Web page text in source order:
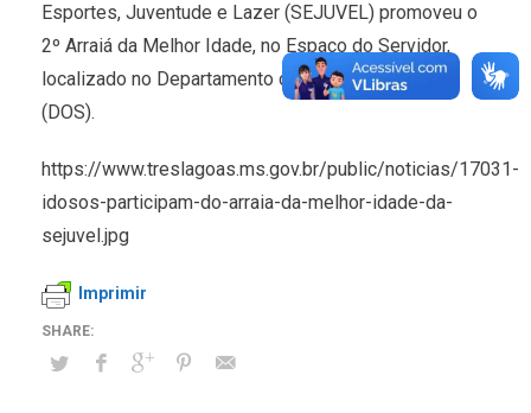
Esportes, Juventude e Lazer (SEJUVEL) promoveu o
2º Arraiá da Melhor Idade, no Espaço do Servidor,
localizado no Departamento de Obras e Serviços
(DOS).
https://www.treslagoas.ms.gov.br/public/noticias/17031-
idosos-participam-do-arraia-da-melhor-idade-da-
sejuvel.jpg
Imprimir